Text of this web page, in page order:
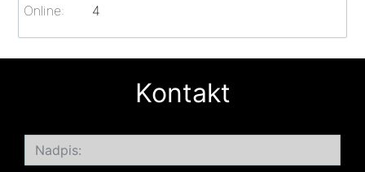
Online: 4
Kontakt